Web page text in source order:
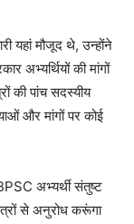
यहां मौजूद थे, उन्होंने
अभ्यर्थियों की मांगों
की पांच सदस्यीय
और मांगों पर कोई
अभ्यर्थी संतुष्ट
से अनुरोध करूंगा